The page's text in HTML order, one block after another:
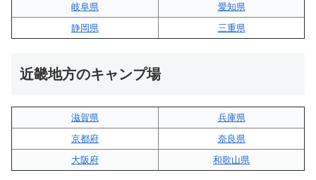
岐阜県
愛知県
静岡県
三重県
近畿地方のキャンプ場
滋賀県
兵庫県
京都府
奈良県
大阪府
和歌山県